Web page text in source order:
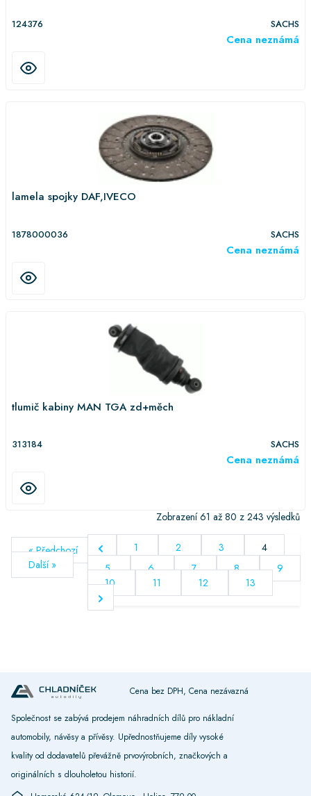
124376 SACHS
Cena neznámá
lamela spojky DAF,IVECO
1878000036 SACHS
Cena neznámá
tlumič kabiny MAN TGA zd+měch
313184 SACHS
Cena neznámá
« Předchozí
Další »
Zobrazení61 až 80 z 243 výsledků
1 2 3
4
5
6 7 8
9
10
11 12 13
Cena bez DPH, Cena nezávazná
Společnost se zabývá prodejem náhradních dílů pro nákladní
automobily, návěsy a přívěsy. Upřednostňujeme díly vysoké
kvality od dodavatelů převážně prvovýrobních, značkových a
originálních s dlouholetou historií.